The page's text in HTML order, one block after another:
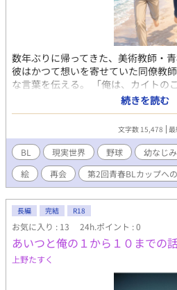
数年ぶりに帰ってきた、美術教師・
彼はかつて想いを寄せていた同僚教
な言葉を伝える。 「俺は、カイトの
た時間が、静かに動き始める。 過去
い、そして今だからこそ向き合える
して生徒たちと向き合う海斗と、美
み出した蒼司。 同じ学校で再び過ご
つ距離を縮めながら、自分自身の心と
頃」の続きを生きる、大人になった
やかな日常の中で紡がれる、切なく
『青の向こうで君をまつ』の続編
高校 保健体育教師、野球部コーチ
見がいいため、生徒からの評判は良
ースだった。 ◯青柳 蒼司 蒼陵高
静かで、落ち着いた性格。 青い海の
年上の兄、竜司がいる。 海斗とは家
◯青柳 竜司 プロ野球選手。36歳。
っと一緒に野球をやっていた。 海斗
続きを読む
文字数 15,478
BL 現実世界 野球 幼なじみ
絵
再会 第2回青春BLカップへ
長編 完結 R18
お気に入り : 13 24h.ポイント : 0
あいつと俺の１から１０までの
上野たすく